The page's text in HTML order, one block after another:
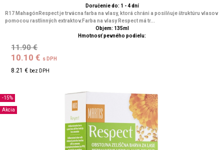
Doručenie do: 1 - 4 dní
R17 MahagónRespect je trvácna farba na vlasy, ktorá chráni a posilňuje štruktúru vlasov
pomocou rastlinných extraktov.Farba na vlasy Respect má tr...
Objem: 135ml
Hmotnosť pevného podielu:
11.90 €
10.10 € s DPH
8.21 € bez DPH
-15%
Akcia